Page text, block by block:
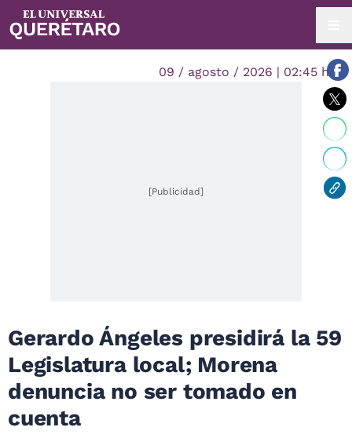
09 / agosto / 2026 | 02:45 hrs.
[Publicidad]
Gerardo Ángeles presidirá la 59
Legislatura local; Morena
denuncia no ser tomado en
cuenta